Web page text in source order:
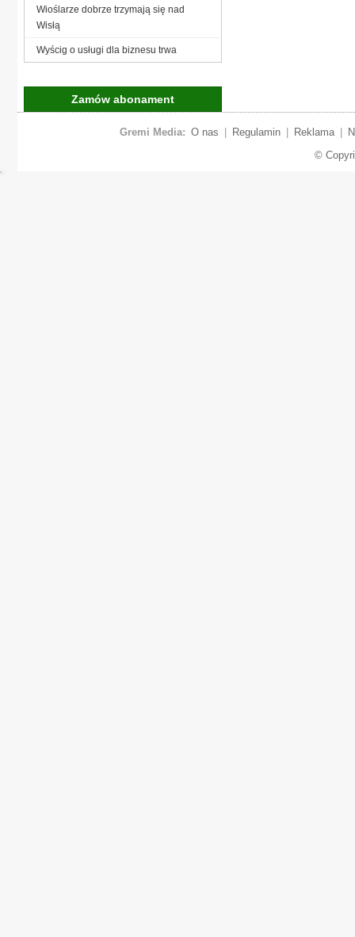
Wioślarze dobrze trzymają się nad
Wisłą
Wyścig o usługi dla biznesu trwa
Zamów abonament
Gremi Media: O nas Regulamin Reklama
©